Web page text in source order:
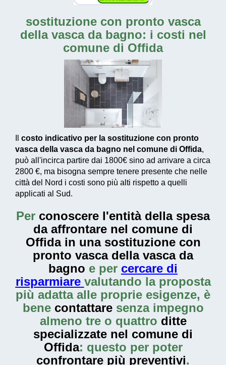
sostituzione con pronto vasca
della vasca da bagno: i costi nel
comune di Offida
costo indicativo per la sostituzione con pronto
vasca della vasca da bagno nel comune di Offida,
può all'incirca partire dai 1800€ sino ad arrivare a circa
2800 €, ma bisogna sempre tenere presente che nelle
città del Nord i costi sono più alti rispetto a quelli
applicati al Sud.
Per conoscere l'entità della spesa
da affrontare nel comune di
Offida in una sostituzione con
pronto vasca della vasca da
bagno e per cercare di
risparmiare valutando la proposta
più adatta alle proprie esigenze, è
bene contattaresenza impegno
almeno tre o quattro ditte
specializzate nel comune di
Offida: questo per poter
confrontare più preventivi.